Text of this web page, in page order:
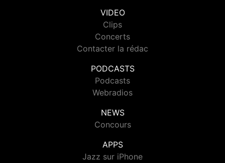
VIDEO
Clips
Concerts
Contacter la rédac
PODCASTS
Podcasts
Webradios
NEWS
Concours
APPS
Jazz sur iPhone